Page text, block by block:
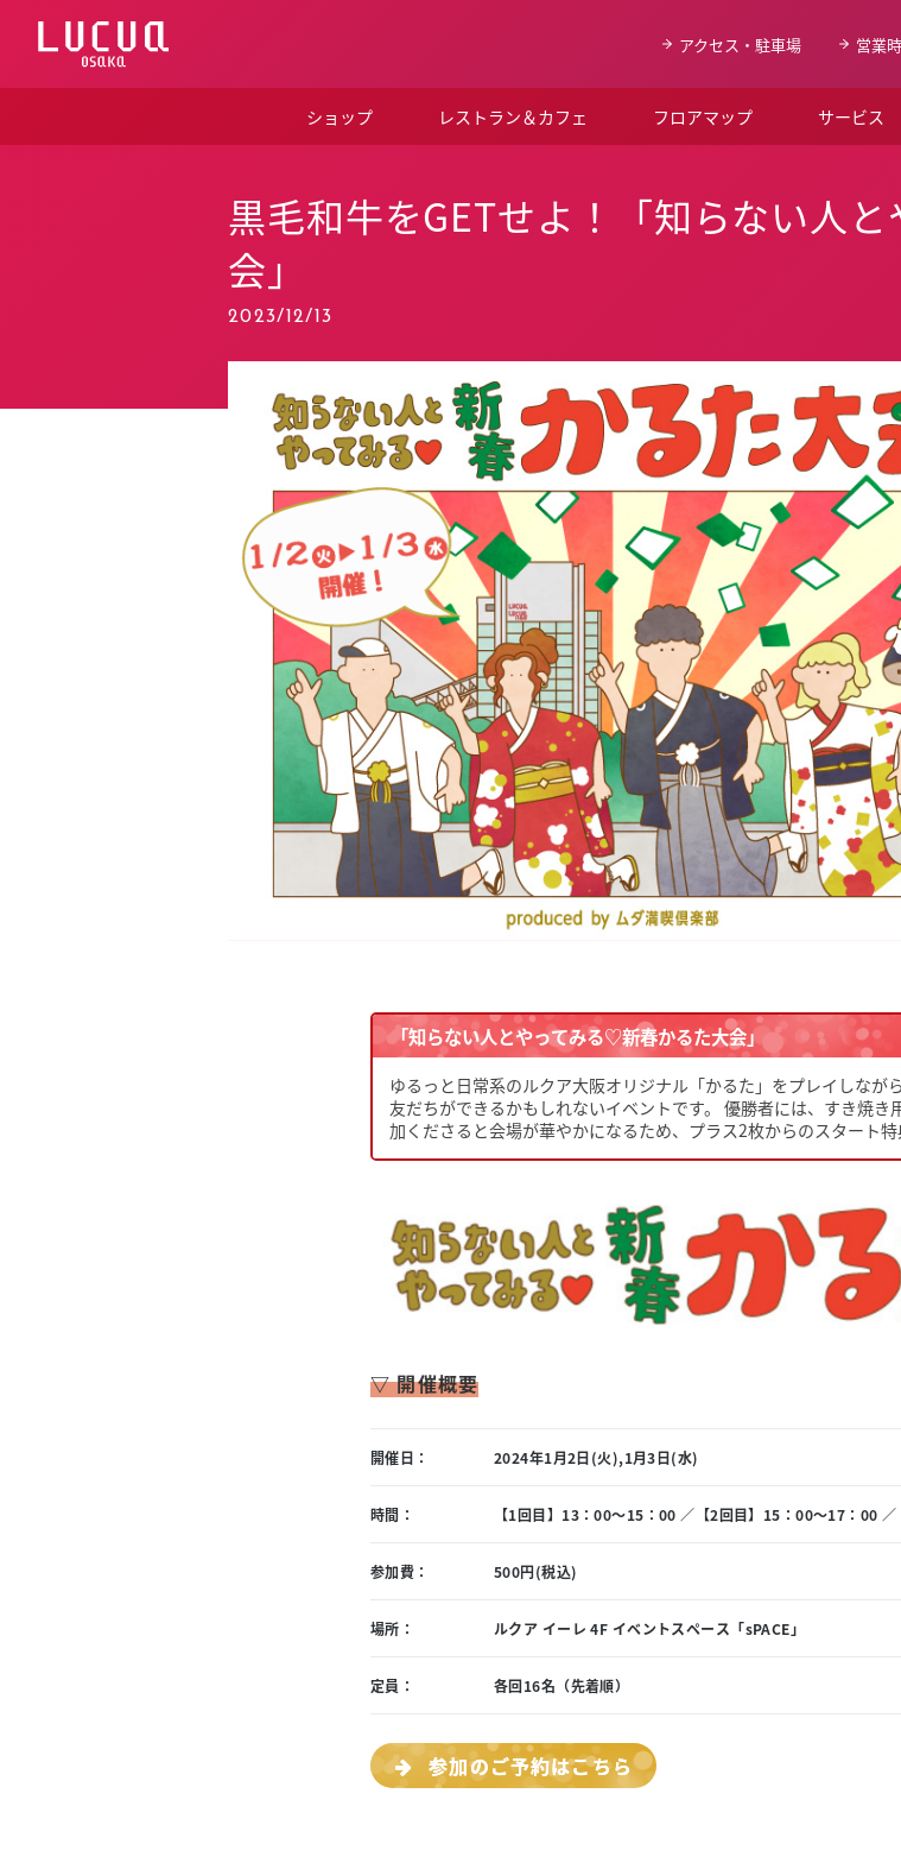
ス
アクセス・駐車場 営業
ショップ レストラン＆カフェ フロアマップ サービス
お
ル
ス
方
黒毛和牛をGETせよ！「知らない人
会」
2023/12/13
「知らない人とやってみる♡新春かるた大会」
ゆるっと日常系のルクア大阪オリジナル「かるた」をプレイしなが
友だちができるかもしれないイベントです。 優勝者には、すき焼き
加くださると会場が華やかになるため、プラス2枚からのスタート特
▽ 開催概要
開催日： 2024年1月2日(火),1月3日(水)
時間： 【1回目】13：00～15：00 ／【2回目】15：00～17：00
参加費： 500円(税込)
場所： ルクア イーレ 4F イベントスペース「sPACE」
定員： 各回16名（先着順）
参加のご予約はこちら